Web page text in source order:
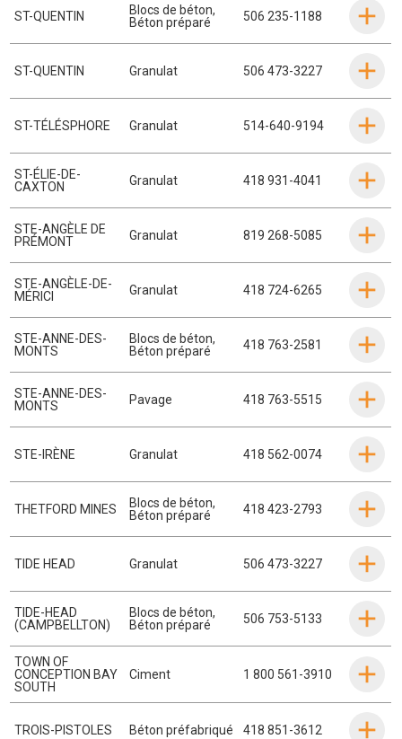
ST-QUENTIN Blocs de béton,
Béton préparé
506 235-1188
ST-QUENTIN Granulat 506 473-3227
ST-TÉLÉSPHORE Granulat 514-640-9194
ST-ÉLIE-DE-
CAXTON
Granulat 418 931-4041
STE-ANGÈLE DE
PRÉMONT
Granulat 819 268-5085
STE-ANGÈLE-DE-
MÉRICI
Granulat 418 724-6265
STE-ANNE-DES-
MONTS
Blocs de béton,
Béton préparé
418 763-2581
STE-ANNE-DES-
MONTS
Pavage 418 763-5515
STE-IRÈNE Granulat 418 562-0074
THETFORD MINES Blocs de béton,
Béton préparé
418 423-2793
TIDE HEAD Granulat 506 473-3227
TIDE-HEAD
(CAMPBELLTON)
Blocs de béton,
Béton préparé
506 753-5133
TOWN OF
CONCEPTION BAY
SOUTH
Ciment 1 800 561-3910
TROIS-PISTOLES Béton préfabriqué 418 851-3612